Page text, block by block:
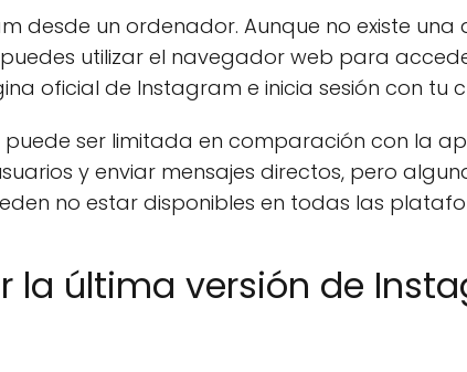
desde un ordenador. Aunque no existe una
utilizar el navegador web para
oficial de Instagram e inicia sesión con tu
ser limitada en comparación con la
y enviar mensajes directos, pero
no estar disponibles en todas las
la última versión de